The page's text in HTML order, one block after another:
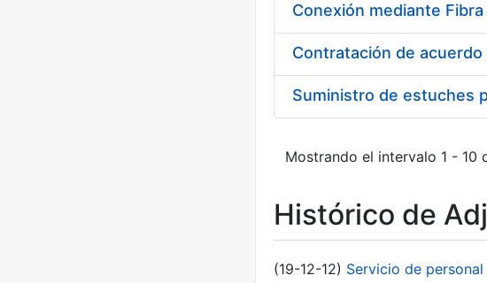
Suministro de estuches
Mostrando el intervalo 1 - 10
Histórico de
(19-12-12) Servicio de